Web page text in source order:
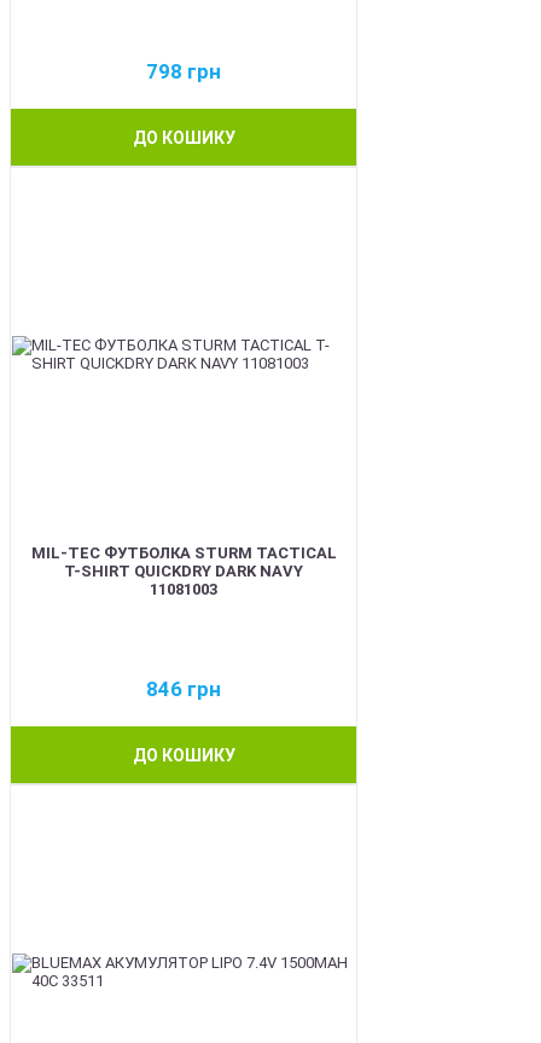
798 грн
ДО КОШИКУ
MIL-TEC ФУТБОЛКА STURM TACTICAL
T-SHIRT QUICKDRY DARK NAVY
11081003
846 грн
ДО КОШИКУ